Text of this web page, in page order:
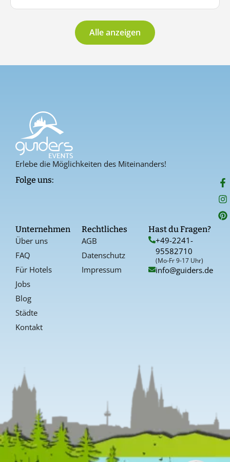
Alle anzeigen
Erlebe die Möglichkeiten des Miteinanders!
Folge uns: F
a
c
e
b
I
n
s
t
a
P
i
n
t
e
Unternehmen
Über uns
FAQ
Für Hotels
Jobs
Blog
Städte
Kontakt
Rechtliches
AGB
Datenschutz
Impressum
Hast du Fragen?
+49-2241-
95582710
(Mo-Fr 9-17 Uhr)
info@guiders.de
Kundenbewertungen und Erfahrungen zu
Empfehlungen auf
SEHR GUT